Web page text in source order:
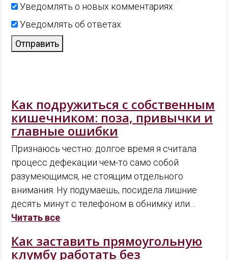
Уведомлять о новых комментариях
Уведомлять об ответах
Отправить
Как подружиться с собственным
кишечником: поза, привычки и
главные ошибки
Признаюсь честно: долгое время я считала
процесс дефекации чем-то само собой
разумеющимся, не стоящим отдельного
внимания. Ну подумаешь, посидела лишние
десять минут с телефоном в обнимку или…
Читать все
Как заставить прямоугольную
клумбу работать без